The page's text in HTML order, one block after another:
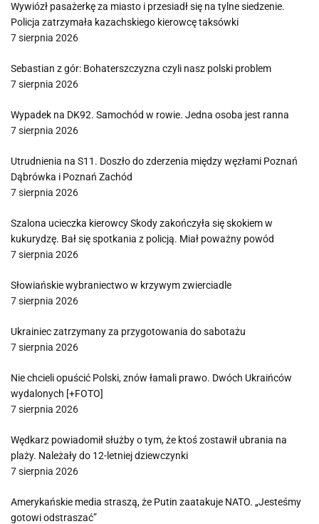
Wywiózł pasażerkę za miasto i przesiadł się na tylne siedzenie.
Policja zatrzymała kazachskiego kierowcę taksówki
7 sierpnia 2026
Sebastian z gór: Bohaterszczyzna czyli nasz polski problem
7 sierpnia 2026
Wypadek na DK92. Samochód w rowie. Jedna osoba jest ranna
7 sierpnia 2026
Utrudnienia na S11. Doszło do zderzenia między węzłami Poznań
Dąbrówka i Poznań Zachód
7 sierpnia 2026
Szalona ucieczka kierowcy Skody zakończyła się skokiem w
kukurydzę. Bał się spotkania z policją. Miał poważny powód
7 sierpnia 2026
Słowiańskie wybraniectwo w krzywym zwierciadle
7 sierpnia 2026
Ukrainiec zatrzymany za przygotowania do sabotażu
7 sierpnia 2026
Nie chcieli opuścić Polski, znów łamali prawo. Dwóch Ukraińców
wydalonych [+FOTO]
7 sierpnia 2026
Wędkarz powiadomił służby o tym, że ktoś zostawił ubrania na
plaży. Należały do 12-letniej dziewczynki
7 sierpnia 2026
Amerykańskie media straszą, że Putin zaatakuje NATO. „Jesteśmy
gotowi odstraszać”